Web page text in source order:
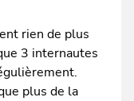
rien de plus
3 internautes
plus de la